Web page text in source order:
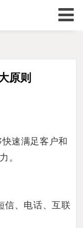
原则
速满足客户和
。
信、电话、互联